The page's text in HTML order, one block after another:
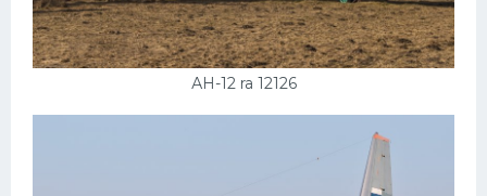
АН-12 ra 12126